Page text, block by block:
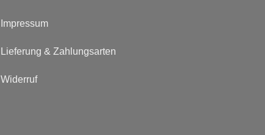
Impressum
Lieferung & Zahlungsarten
Widerruf